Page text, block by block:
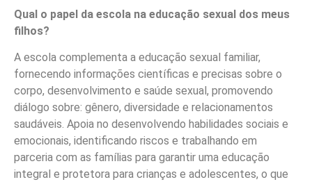
Qual o papel da escola na educação sexual dos meus
filhos?
A escola complementa a educação sexual familiar,
fornecendo informações científicas e precisas sobre o
corpo, desenvolvimento e saúde sexual, promovendo
diálogo sobre: gênero, diversidade e relacionamentos
saudáveis. Apoia no desenvolvendo habilidades sociais e
emocionais, identificando riscos e trabalhando em
parceria com as famílias para garantir uma educação
integral e protetora para crianças e adolescentes, o que